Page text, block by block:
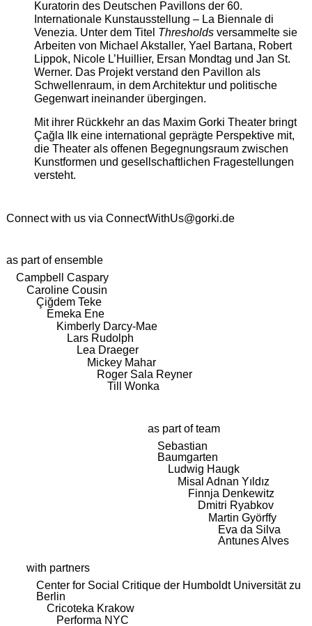
Kuratorin des Deutschen Pavillons der 60.
Internationale Kunstausstellung – La Biennale di
Venezia. Unter dem Titel Thresholdsversammelte sie
Arbeiten von Michael Akstaller, Yael Bartana, Robert
Lippok, Nicole L’Huillier, Ersan Mondtag und Jan St.
Werner. Das Projekt verstand den Pavillon als
Schwellenraum, in dem Architektur und politische
Gegenwart ineinander übergingen.
Mit ihrer Rückkehr an das Maxim Gorki Theater bringt
Çağla Ilk eine international geprägte Perspektive mit,
die Theater als offenen Begegnungsraum zwischen
Kunstformen und gesellschaftlichen Fragestellungen
versteht.
Connect with us via ConnectWithUs@gorki.de
as part of ensemble
Campbell Caspary
Caroline Cousin
Çiğdem Teke
Emeka Ene
Kimberly Darcy-Mae
Lars Rudolph
Lea Draeger
Mickey Mahar
Roger Sala Reyner
Till Wonka
as part of team
Sebastian
Baumgarten
Ludwig Haugk
Misal Adnan Yıldız
Finnja Denkewitz
Dmitri Ryabkov
Martin Györffy
Eva da Silva
Antunes Alves
with partners
Center for Social Critique der Humboldt Universität zu
Berlin
Cricoteka Krakow
Performa NYC